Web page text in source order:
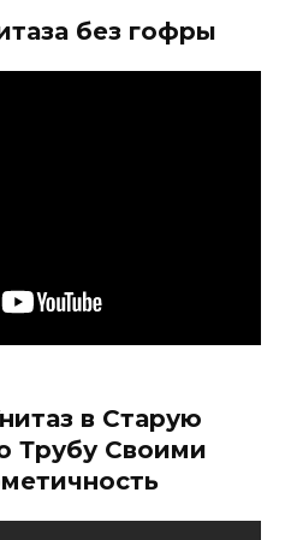
без гофры
в Старую
Трубу Своими